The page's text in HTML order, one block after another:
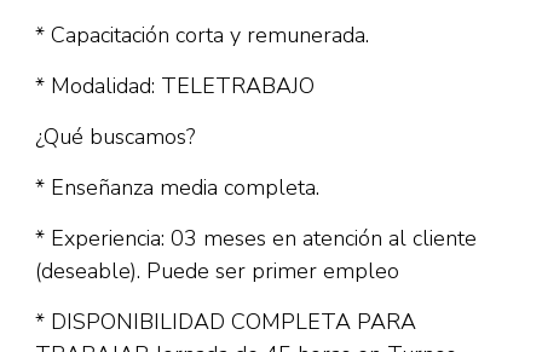
* Capacitación corta y remunerada.
* Modalidad: TELETRABAJO
¿Qué buscamos?
* Enseñanza media completa.
* Experiencia: 03 meses en atención al cliente
(deseable). Puede ser primer empleo
* DISPONIBILIDAD COMPLETA PARA